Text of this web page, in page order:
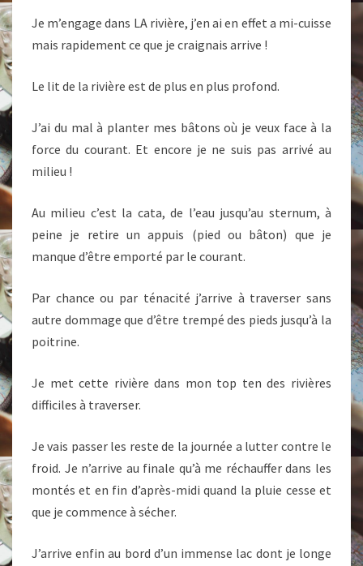
Je m’engage dans LA rivière, j’en ai en effet a mi-cuisse
mais rapidement ce que je craignais arrive !
Le lit de la rivière est de plus en plus profond.
J’ai du mal à planter mes bâtons où je veux face à la
force du courant. Et encore je ne suis pas arrivé au
milieu !
Au milieu c’est la cata, de l’eau jusqu’au sternum, à
peine je retire un appuis (pied ou bâton) que je
manque d’être emporté par le courant.
Par chance ou par ténacité j’arrive à traverser sans
autre dommage que d’être trempé des pieds jusqu’à la
poitrine.
Je met cette rivière dans mon top ten des rivières
difficiles à traverser.
Je vais passer les reste de la journée a lutter contre le
froid. Je n’arrive au finale qu’à me réchauffer dans les
montés et en fin d’après-midi quand la pluie cesse et
que je commence à sécher.
J’arrive enfin au bord d’un immense lac dont je longe